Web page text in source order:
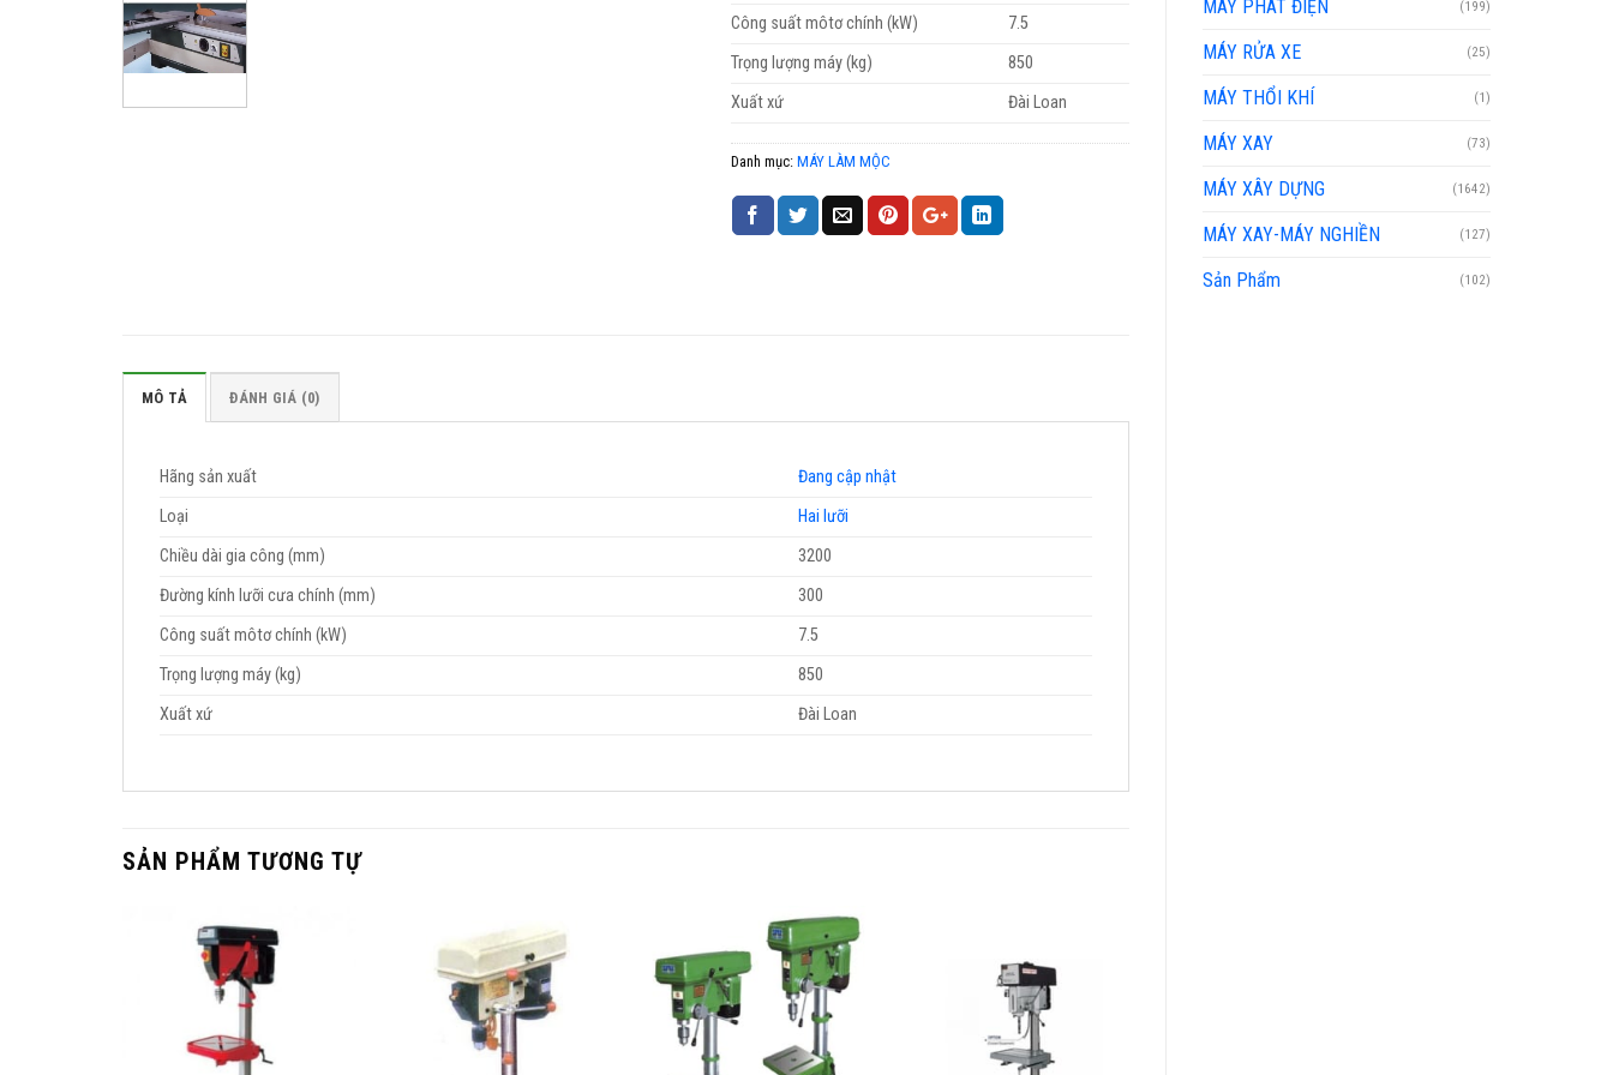
MÁY PHÁT ĐIỆN (199)
MÁY RỬA XE (25)
MÁY THỔI KHÍ (1)
MÁY XAY (73)
MÁY XÂY DỰNG (1642)
MÁY XAY-MÁY NGHIỀN (127)
Sản Phẩm (102)
Công suất môtơ chính (kW)
7.5
Trọng lượng máy (kg)
850
Xuất xứ
Đài Loan
Danh mục: MÁY LÀM MỘC
MÔ TẢ ĐÁNH GIÁ (0)
Hãng sản xuất
Đang cập nhật
Loại
Hai lưỡi
Chiều dài gia công (mm)
3200
Đường kính lưỡi cưa chính (mm)
300
Công suất môtơ chính (kW)
7.5
Trọng lượng máy (kg)
850
Xuất xứ
Đài Loan
SẢN PHẨM TƯƠNG TỰ